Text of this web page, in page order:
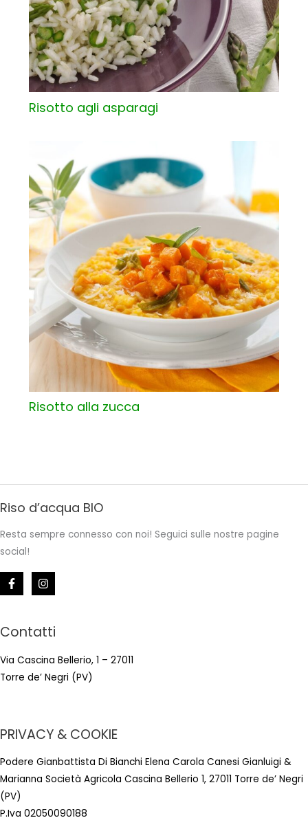
Risotto agli asparagi
Risotto alla zucca
Riso d’acqua BIO
Resta sempre connesso con noi! Seguici sulle nostre pagine
social!
Contatti
Via Cascina Bellerio, 1 – 27011
Torre de’ Negri (PV)
PRIVACY & COOKIE
Podere Gianbattista Di Bianchi Elena Carola Canesi Gianluigi &
Marianna Società Agricola Cascina Bellerio 1, 27011 Torre de’ Negri
(PV)
P.Iva 02050090188